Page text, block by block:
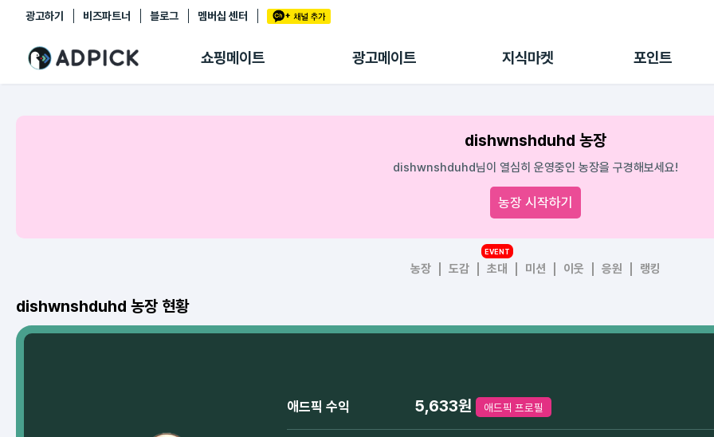
광고하기 비즈파트너 블로그 멤버십 센터
쇼핑메이트 광고메이트 지식마켓 포인트
추천상품
쇼핑 에이전트
링크관리
광고리포트
출석 룰렛
후원
dishwnshduhd 농장
dishwnshduhd님이 열심히 운영중인 농장을 구경해보세요!
농장 시작하기
농장 도감 초대
EVENT
미션 이웃 응원 랭킹
dishwnshduhd 농장 현황
애드픽 수익 5,633원 애드픽 프로필